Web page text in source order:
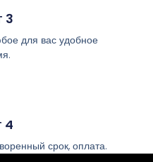
3
для вас удобное
4
срок, оплата.